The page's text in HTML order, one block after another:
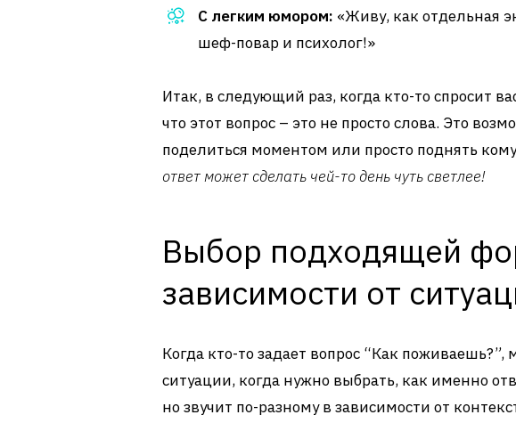
С легким юмором: «Живу, как отдельная
шеф-повар и психолог!»
Итак, в следующий раз, когда кто-то спросит
что этот вопрос – это не просто слова. Это
поделиться моментом или просто поднять
ответ может сделать чей-то день чуть светлее!
Выбор подходящей
зависимости от
Когда кто-то задает вопрос “Как поживаешь?”,
ситуации, когда нужно выбрать, как именно
но звучит по-разному в зависимости от